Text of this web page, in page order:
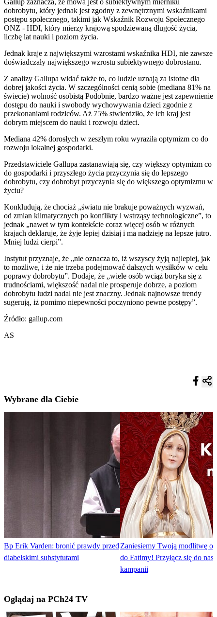
dobrobytu, który jednak jest zgodny z zewnętrznymi wskaźnikami
postępu społecznego, takimi jak Wskaźnik Rozwoju Społecznego
ONZ - HDI, który mierzy krajową spodziewaną długość życia,
liczbę lat nauki i poziom życia.
Jednak kraje z największymi wzrostami wskaźnika HDI, nie zawsze
doświadczały największego wzrostu subiektywnego dobrostanu.
Z analizy Gallupa widać także to, co ludzie uznają za istotne dla
dobrej jakości życia. W szczególności cenią sobie (mediana 81% na
świecie) wolność osobistą Podobnie, bardzo ważne jest zapewnienie
dostępu do nauki i swobody wychowywania dzieci zgodnie z
przekonaniami rodziców. Aż 75% stwierdziło, że ich kraj jest
dobrym miejscem do nauki i rozwoju dzieci.
Mediana 42% dorosłych w zeszłym roku wyraziła optymizm co do
rozwoju lokalnej gospodarki.
Przedstawiciele Gallupa zastanawiają się, czy większy optymizm co
do gospodarki i przyszłego życia przyczynia się do lepszego
dobrobytu, czy dobrobyt przyczynia się do większego optymizmu w
życiu?
Konkludują, że chociaż „światu nie brakuje poważnych wyzwań,
od zmian klimatycznych po konflikty i wstrząsy technologiczne”, to
jednak „nawet w tym kontekście coraz więcej osób w różnych
krajach deklaruje, że żyje lepiej dzisiaj i ma nadzieję na lepsze jutro.
Mniej ludzi cierpi”.
Instytut przyznaje, że „nie oznacza to, iż wszyscy żyją najlepiej, jak
to możliwe, i że nie trzeba podejmować dalszych wysiłków w celu
poprawy dobrobytu”. Dodaje, że „wiele osób wciąż boryka się z
trudnościami, większość nadal nie prosperuje dobrze, a poziom
dobrobytu ludzi nadal nie jest znaczny. Jednak najnowsze trendy
sugerują, iż pomimo niepewności poczyniono pewne postępy”.
Źródło: gallup.com
AS
Wybrane dla Ciebie
Bp Erik Varden: bronić prawdy przed
diabelskimi substytutami
Zaniesiemy Twoją modlitwę o
do Fatimy! Przyłącz się do
kampanii
Oglądaj na PCh24 TV